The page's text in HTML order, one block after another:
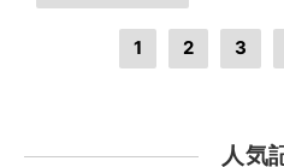
1 2 3
人気